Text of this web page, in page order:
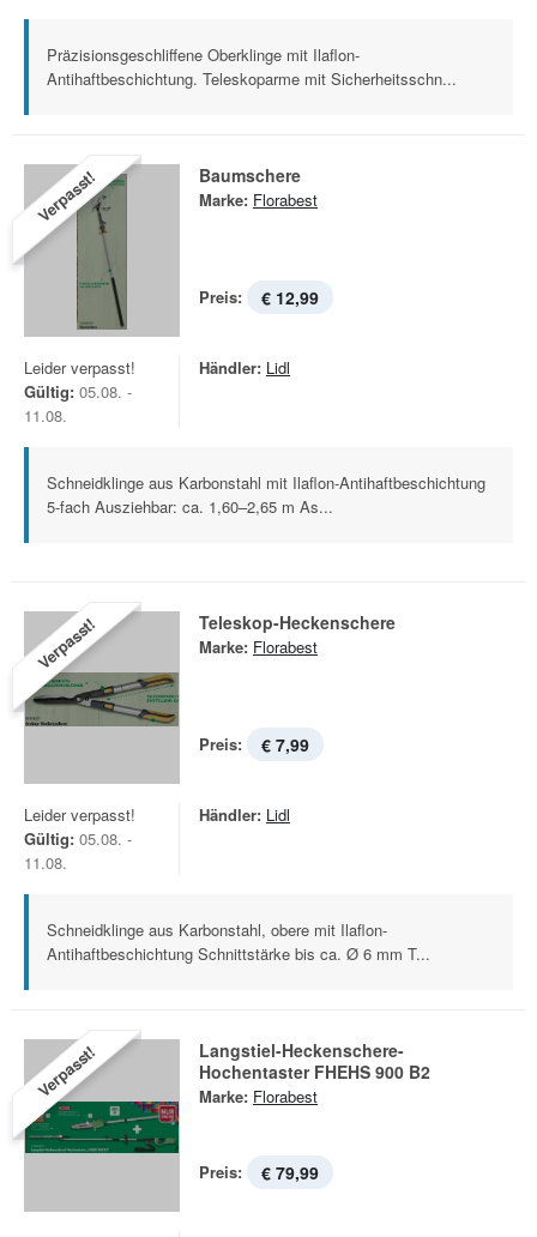
Präzisionsgeschliffene Oberklinge mit Ilaflon-
Antihaftbeschichtung. Teleskoparme mit Sicherheitsschn...
Verpasst! Baumschere
Marke: Florabest
Preis: € 12,99
Leider verpasst!
Gültig: 05.08. -
11.08.
Händler: Lidl
Schneidklinge aus Karbonstahl mit Ilaflon-Antihaftbeschichtung
5-fach Ausziehbar: ca. 1,60–2,65 m As...
Verpasst! Teleskop-Heckenschere
Marke: Florabest
Preis: € 7,99
Leider verpasst!
Gültig: 05.08. -
11.08.
Händler: Lidl
Schneidklinge aus Karbonstahl, obere mit Ilaflon-
Antihaftbeschichtung Schnittstärke bis ca. Ø 6 mm T...
Verpasst!
Langstiel-Heckenschere-
Hochentaster FHEHS 900 B2
Marke: Florabest
Preis: € 79,99